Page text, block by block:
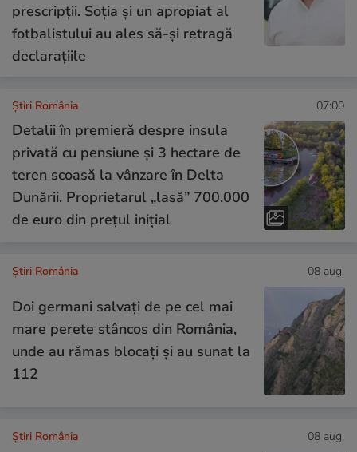
prescripții. Soția și un apropiat al
fotbalistului au ales să-și retragă
declarațiile
Știri România 07:00
Detalii în premieră despre insula
privată cu pensiune și 3 hectare de
teren scoasă la vânzare în Delta
Dunării. Proprietarul „lasă” 700.000
de euro din prețul inițial
Știri România 08 aug.
Doi germani salvați de pe cel mai
mare perete stâncos din România,
unde au rămas blocați și au sunat la
112
Știri România 08 aug.